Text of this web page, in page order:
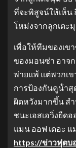
ที่จะพิสูจน์ให้เห็น
โหม่งจากลูกเตะ
เพื่อให้ทีมของเข
ของมอนซ่า อาจก
พ่ายแพ้ แต่พวกเ
การป้องกันคูน้ําสุ
ผิดหวังมากขึ้น สํ
ชนะเอสเอวิ่งยืด
แมน ออฟ เดอะ
https://ข่าวฟุตบ